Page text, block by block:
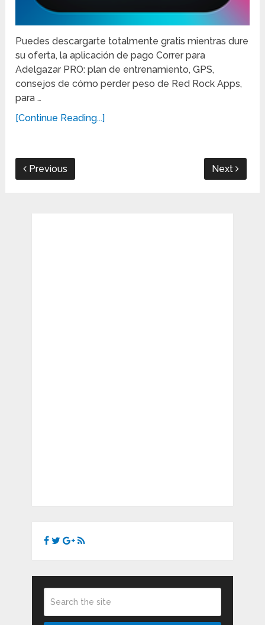
Puedes descargarte totalmente gratis mientras dure
su oferta, la aplicación de pago Correr para
Adelgazar PRO: plan de entrenamiento, GPS,
consejos de cómo perder peso de Red Rock Apps,
para …
[Continue Reading...]
Previous Next